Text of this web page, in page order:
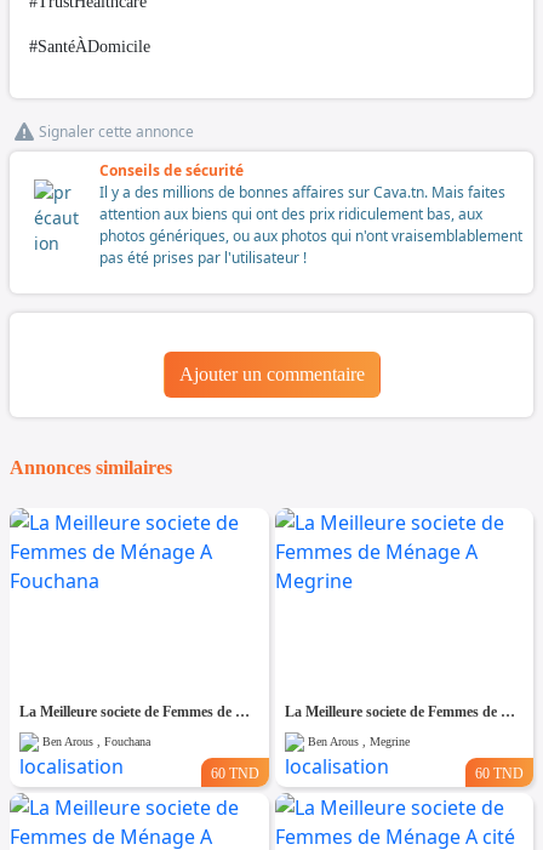
#SantéÀDomicile
Signaler cette annonce
Conseils de sécurité
Il y a des millions de bonnes affaires sur Cava.tn. Mais faites
attention aux biens qui ont des prix ridiculement bas, aux
photos génériques, ou aux photos qui n'ont vraisemblablement
pas été prises par l'utilisateur !
Ajouter un commentaire
Annonces similaires
La Meilleure societe de Femmes de Ménage A Fouchana
Ben Arous , Fouchana
60 TND
La Meilleure societe de Femmes de Ménage A Megrine
Ben Arous , Megrine
60 TND